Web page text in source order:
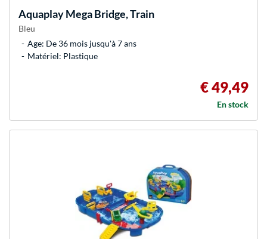
AquaplayMega Bridge, Train
Bleu
Age: De 36 mois jusqu'à 7 ans
Matériel: Plastique
€ 49,49
En stock